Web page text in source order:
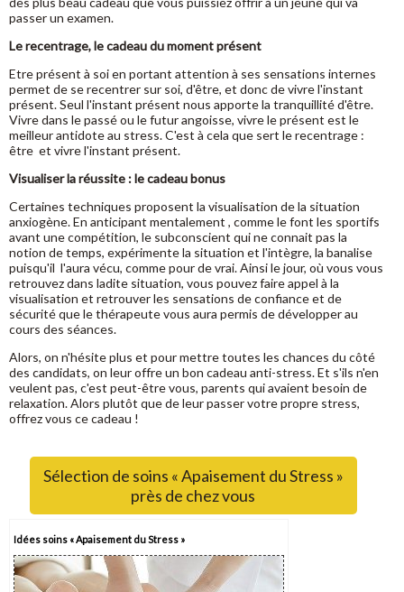
passer un examen.
Le recentrage, le cadeau du moment présent
Etre présent à soi en portant attention à ses sensations internes
permet de se recentrer sur soi, d'être, et donc de vivre l'instant
présent. Seul l'instant présent nous apporte la tranquillité d'être.
Vivre dans le passé ou le futur angoisse, vivre le présent est le
meilleur antidote au stress. C'est à cela que sert le recentrage :
être et vivre l'instant présent.
Visualiser la réussite : le cadeau bonus
Certaines techniques proposent la visualisation de la situation
anxiogène. En anticipant mentalement , comme le font les sportifs
avant une compétition, le subconscient qui ne connait pas la
notion de temps, expérimente la situation et l'intègre, la banalise
puisqu'il l'aura vécu, comme pour de vrai. Ainsi le jour, où vous vous
retrouvez dans ladite situation, vous pouvez faire appel à la
visualisation et retrouver les sensations de confiance et de
sécurité que le thérapeute vous aura permis de développer au
cours des séances.
Alors, on n'hésite plus et pour mettre toutes les chances du côté
des candidats, on leur offre un bon cadeau anti-stress. Et s'ils n'en
veulent pas, c'est peut-être vous, parents qui avaient besoin de
relaxation. Alors plutôt que de leur passer votre propre stress,
offrez vous ce cadeau !
Sélection de soins « Apaisement du Stress »
près de chez vous
Idées soins « Apaisement du Stress »